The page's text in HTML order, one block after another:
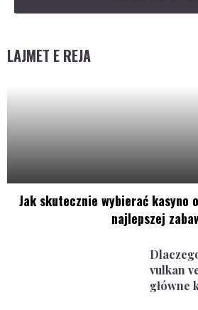
LAJMET E REJA
Jak skutecznie wybierać kasyno
najlepszej
vulkan
główne